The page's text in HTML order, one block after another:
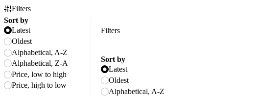
Filters
Sort by
Latest
Oldest
Alphabetical, A-Z
Alphabetical, Z-A
Price, low to high
Price, high to low
Filters
Sort by
Latest
Oldest
Alphabetical, A-Z